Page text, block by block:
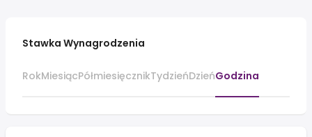
Stawka Wynagrodzenia
RokMiesiącPółmiesięcznikTydzieńDzieńGodzina